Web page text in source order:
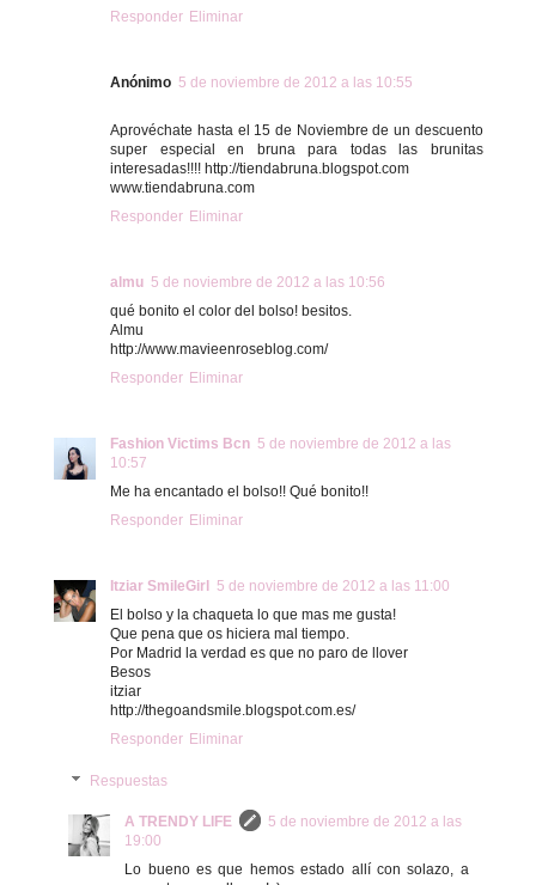
Responder Eliminar
Anónimo 5 de noviembre de 2012 a las 10:55
Aprovéchate hasta el 15 de Noviembre de un descuento
super especial en bruna para todas las brunitas
interesadas!!!! http://tiendabruna.blogspot.com
www.tiendabruna.com
Responder Eliminar
almu 5 de noviembre de 2012 a las 10:56
qué bonito el color del bolso! besitos.
Almu
http://www.mavieenroseblog.com/
Responder Eliminar
Fashion Victims Bcn 5 de noviembre de 2012 a las
10:57
Me ha encantado el bolso!! Qué bonito!!
Responder Eliminar
Itziar SmileGirl
5 de noviembre de 2012 a las 11:00
El bolso y la chaqueta lo que mas me gusta!
Que pena que os hiciera mal tiempo.
Por Madrid la verdad es que no paro de llover
Besos
itziar
http://thegoandsmile.blogspot.com.es/
Responder Eliminar
Respuestas
A TRENDY LIFE
5 de noviembre de 2012 a las
19:00
Lo bueno es que hemos estado allí con solazo, a